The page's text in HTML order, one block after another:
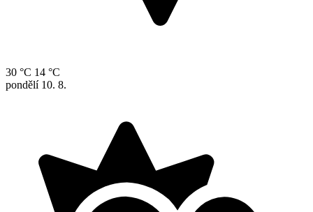
30 °C 14 °C
pondělí 10. 8.